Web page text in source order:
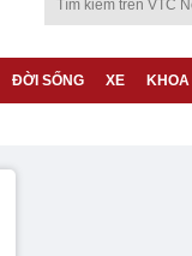
ĐỜI SỐNG XE